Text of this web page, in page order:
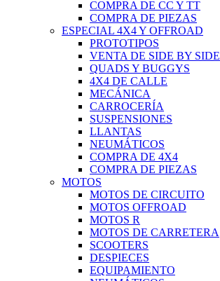
COMPRA DE CC Y TT
COMPRA DE PIEZAS
ESPECIAL 4X4 Y OFFROAD
PROTOTIPOS
VENTA DE SIDE BY SIDE
QUADS Y BUGGYS
4X4 DE CALLE
MECÁNICA
CARROCERÍA
SUSPENSIONES
LLANTAS
NEUMÁTICOS
COMPRA DE 4X4
COMPRA DE PIEZAS
MOTOS
MOTOS DE CIRCUITO
MOTOS OFFROAD
MOTOS R
MOTOS DE CARRETERA
SCOOTERS
DESPIECES
EQUIPAMIENTO